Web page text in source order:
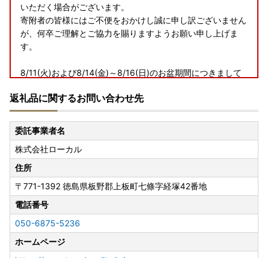
いただく場合がございます。
寄附者の皆様にはご不便をおかけし誠に申し訳ございません
が、何卒ご理解とご協力を賜りますようお願い申し上げま
す。
8/11(火)および8/14(金)～8/16(日)のお盆期間につきまして
わせ対応はお休みとさせていただきます。
お盆期間にいただきましたお問い合わせにつきましては、8/
17(月)以降にて順次ご対応させていただきます。
【ご寄附受付は365日24時間承り中!】
返礼品に関するお問い合わせ先
委託事業者名
株式会社ローカル
住所
〒771-1392 徳島県板野郡上板町七條字経塚42番地
電話番号
050-6875-5236
ホームページ